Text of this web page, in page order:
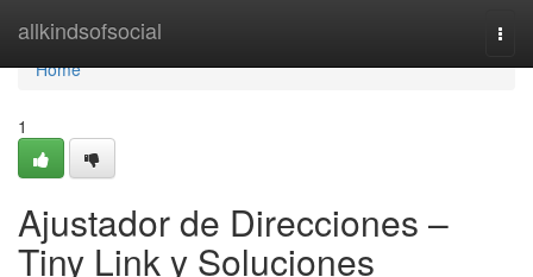
allkindsofsocial
Home
Home
1
Ajustador de Direcciones –
Tiny Link y Soluciones